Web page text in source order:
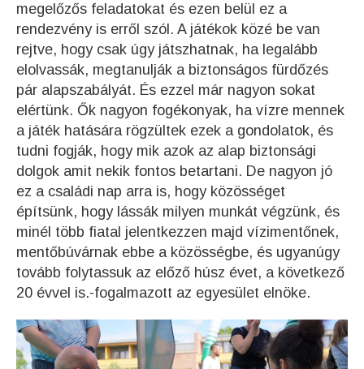
megelőzős feladatokat és ezen belül ez a
rendezvény is erről szól. A játékok közé be van
rejtve, hogy csak úgy játszhatnak, ha legalább
elolvassák, megtanulják a biztonságos fürdőzés
pár alapszabályát. És ezzel már nagyon sokat
elértünk. Ők nagyon fogékonyak, ha vízre mennek
a játék hatására rögzültek ezek a gondolatok, és
tudni fogják, hogy mik azok az alap biztonsági
dolgok amit nekik fontos betartani. De nagyon jó
ez a családi nap arra is, hogy közösséget
építsünk, hogy lássák milyen munkát végzünk, és
minél több fiatal jelentkezzen majd vízimentőnek,
mentőbúvárnak ebbe a közösségbe, és ugyanúgy
tovább folytassuk az előző húsz évet, a következő
20 évvel is.-fogalmazott az egyesület elnöke.